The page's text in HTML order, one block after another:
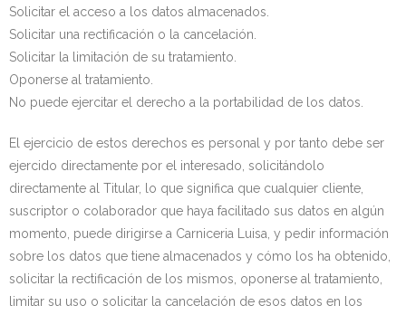
Solicitar el acceso a los datos almacenados.
Solicitar una rectificación o la cancelación.
Solicitar la limitación de su tratamiento.
Oponerse al tratamiento.
No puede ejercitar el derecho a la portabilidad de los datos.
El ejercicio de estos derechos es personal y por tanto debe ser
ejercido directamente por el interesado, solicitándolo
directamente al Titular, lo que significa que cualquier cliente,
suscriptor o colaborador que haya facilitado sus datos en algún
momento, puede dirigirse a Carniceria Luisa, y pedir información
sobre los datos que tiene almacenados y cómo los ha obtenido,
solicitar la rectificación de los mismos, oponerse al tratamiento,
limitar su uso o solicitar la cancelación de esos datos en los